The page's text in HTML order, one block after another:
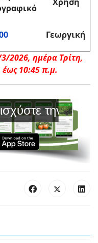
Γεωργική
2026, ημέρα Τρίτη,
10:45 π.μ.
την